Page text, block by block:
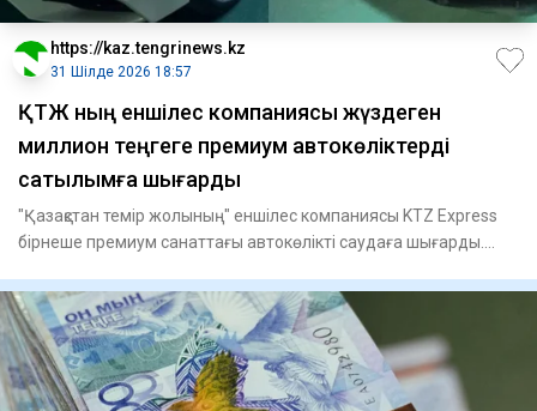
https://kaz.tengrinews.kz
31 Шілде 2026 18:57
ҚТЖ ның еншілес компаниясы жүздеген
миллион теңгеге премиум автокөліктерді
сатылымға шығарды
"Қазақстан темір жолының" еншілес компаниясы KTZ Express
бірнеше премиум санаттағы автокөлікті саудаға шығарды.